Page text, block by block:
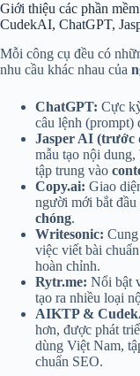
Giới thiệu các phần
CudekAI, ChatGPT,
Mỗi công cụ đều có
nhu cầu khác nhau của
ChatGPT: Cực
câu lệnh (prompt)
Jasper AI (trước
mẫu tạo nội dung,
tập trung vào
Copy.ai: Giao
người mới bắt đầu
chóng.
Writesonic:
việc viết bài
hoàn chỉnh.
Rytr.me: Nổi bật
tạo ra nhiều loại
AIKTP &
hơn, được phát
dùng Việt Nam,
chuẩn SEO.